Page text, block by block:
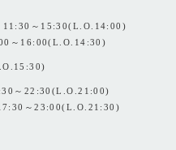
11:30～15:30(L.O.14:00)
～16:00(L.O.14:30)
～22:30(L.O.21:00)
～23:00(L.O.21:30)